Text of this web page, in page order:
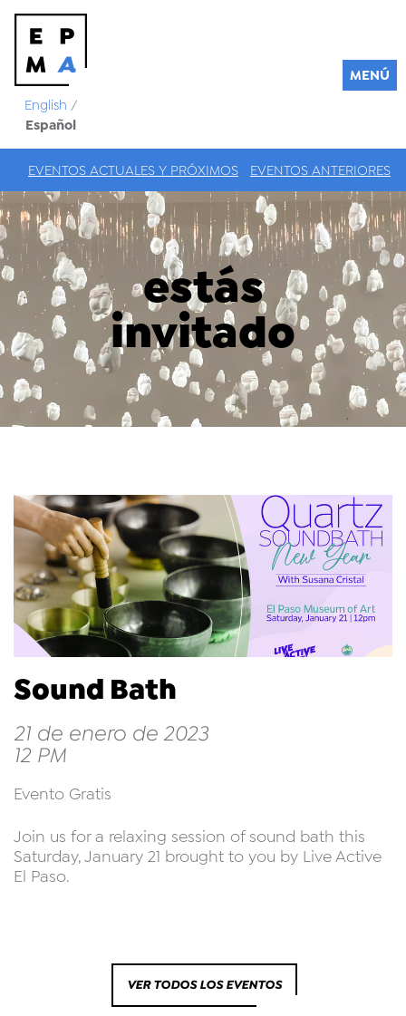
English /
Español
MENÚ
EVENTOS ACTUALES Y PRÓXIMOS EVENTOS ANTERIORES
estás
invitado
Sound Bath
21 de enero de 2023
12 PM
Evento Gratis
Join us for a relaxing session of sound bath this
Saturday, January 21 brought to you by Live Active
El Paso.
VER TODOS LOS EVENTOS